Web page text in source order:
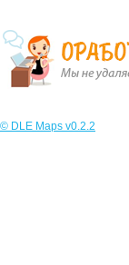
© DLE Maps v0.2.2